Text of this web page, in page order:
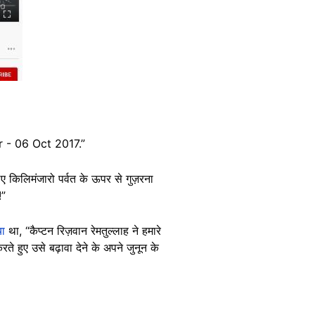
- 06 Oct 2017.”
किलिमंजारो पर्वत के ऊपर से गुज़रना
था, “कैप्टन रिज़वान रेमतुल्लाह ने हमारे
करते हुए उसे बढ़ावा देने के अपने जुनून के